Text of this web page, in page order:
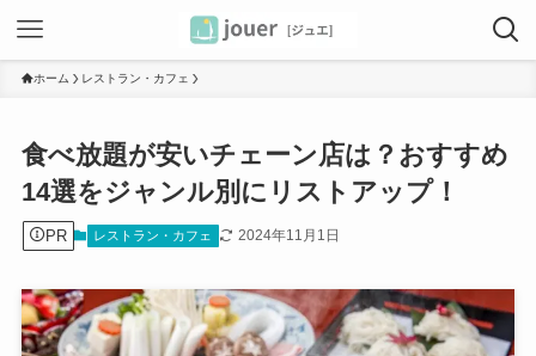
ホーム レストラン・カフェ
食べ放題が安いチェーン店は？おすすめ
14選をジャンル別にリストアップ！
PR レストラン・カフェ 2024年11月1日